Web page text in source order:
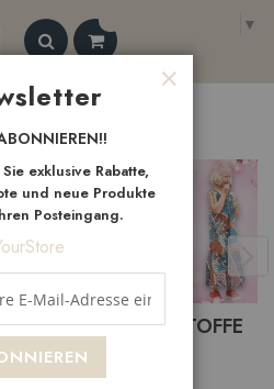
▼
Search
Artikel
BASTELSTOFFE
exklusive Rabatte,
und neue Produkte
Posteingang.